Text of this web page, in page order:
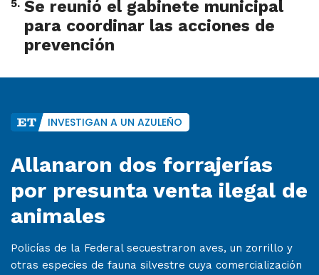
5. Se reunió el gabinete municipal
para coordinar las acciones de
prevención
INVESTIGAN A UN AZULEÑO
Allanaron dos forrajerías
por presunta venta ilegal de
animales
Policías de la Federal secuestraron aves, un zorrillo y
otras especies de fauna silvestre cuya comercialización